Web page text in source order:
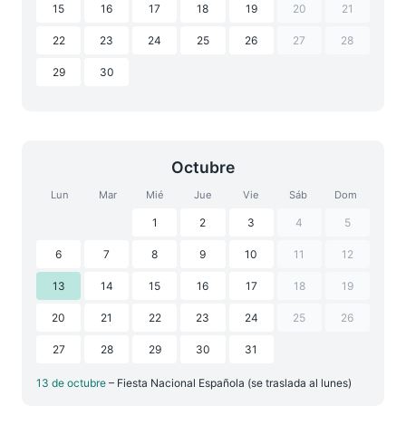
15 16 17 18 19 20 21
22 23 24 25 26 27 28
29 30
Octubre
Lun Mar Mié Jue Vie Sáb Dom
1 2 3 4 5
6 7 8 9 10 11 12
13 14 15 16 17 18 19
20 21 22 23 24 25 26
27 28 29 30 31
13 de octubre – Fiesta Nacional Española (se traslada al lunes)